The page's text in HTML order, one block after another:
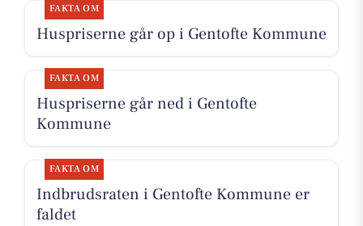
FAKTA OM
Huspriserne går op i Gentofte Kommune
FAKTA OM
Huspriserne går ned i Gentofte
Kommune
FAKTA OM
Indbrudsraten i Gentofte Kommune er
faldet